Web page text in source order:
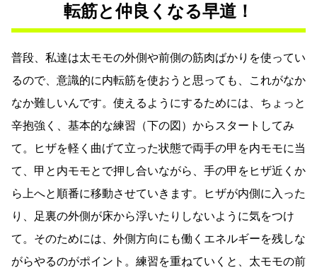
転筋と仲良くなる早道！
普段、私達は太モモの外側や前側の筋肉ばかりを使ってい
るので、意識的に内転筋を使おうと思っても、これがなか
なか難しいんです。使えるようにするためには、ちょっと
辛抱強く、基本的な練習（下の図）からスタートしてみ
て。ヒザを軽く曲げて立った状態で両手の甲を内モモに当
て、甲と内モモとで押し合いながら、手の甲をヒザ近くか
ら上へと順番に移動させていきます。ヒザが内側に入った
り、足裏の外側が床から浮いたりしないように気をつけ
て。そのためには、外側方向にも働くエネルギーを残しな
がらやるのがポイント。練習を重ねていくと、太モモの前